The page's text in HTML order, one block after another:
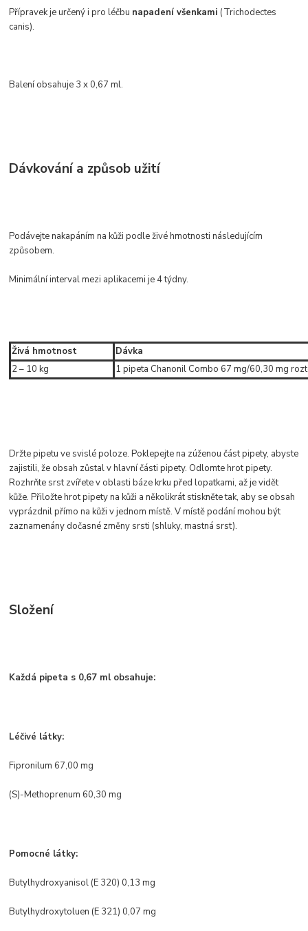
Přípravek je určený i pro léčbu napadení všenkami (Trichodectes
canis).
Balení obsahuje 3 x 0,67 ml.
Dávkování a způsob užití
Podávejte nakapáním na kůži podle živé hmotnosti následujícím
způsobem.
Minimální interval mezi aplikacemi je 4 týdny.
Živá hmotnost
Dávka
2 – 10 kg
1 pipeta Chanonil Combo 67 mg/60,30 mg
Držte pipetu ve svislé poloze. Poklepejte na zúženou část pipety, abyste
zajistili, že obsah zůstal v hlavní části pipety. Odlomte hrot pipety.
Rozhrňte srst zvířete v oblasti báze krku před lopatkami, až je vidět
kůže. Přiložte hrot pipety na kůži a několikrát stiskněte tak, aby se obsah
vyprázdnil přímo na kůži v jednom místě. V místě podání mohou být
zaznamenány dočasné změny srsti (shluky, mastná srst).
Složení
Každá pipeta s 0,67 ml obsahuje:
Léčivé látky:
Fipronilum 67,00 mg
(S)-Methoprenum 60,30 mg
Pomocné látky:
Butylhydroxyanisol (E 320) 0,13 mg
Butylhydroxytoluen (E 321) 0,07 mg